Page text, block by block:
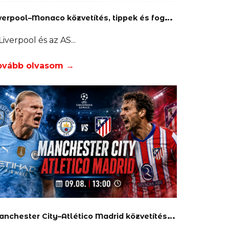
L
iverpool–Monaco közvetítés, tippek és fogadás
és az AS
olvasom →
M
anchester City–Atlético Madrid közvetítés és tippek